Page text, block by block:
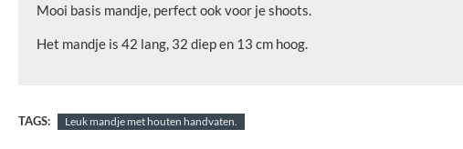
Mooi basis mandje, perfect ook voor je shoots.
Het mandje is 42 lang, 32 diep en 13 cm hoog.
TAGS: Leuk mandje met houten handvaten.